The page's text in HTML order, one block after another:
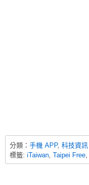
分類： 手機 APP, 科技資訊
標籤: iTaiwan, Taipei Free,